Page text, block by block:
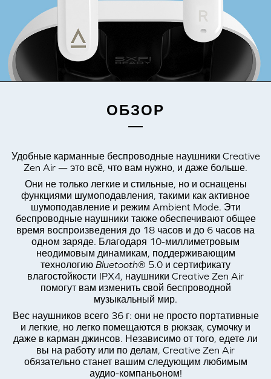
ОБЗОР
Удобные карманные беспроводные наушники Creative
Zen Air — это всё, что вам нужно, и даже больше.
Они не только легкие и стильные, но и оснащены
функциями шумоподавления, такими как активное
шумоподавление и режим Ambient Mode. Эти
беспроводные наушники также обеспечивают общее
время воспроизведения до 18 часов и до 6 часов на
одном заряде. Благодаря 10-миллиметровым
неодимовым динамикам, поддерживающим
технологию Bluetooth® 5.0 и сертификату
влагостойкости IPX4, наушники Creative Zen Air
помогут вам изменить свой беспроводной
музыкальный мир.
Вес наушников всего 36 г: они не просто портативные
и легкие, но легко помещаются в рюкзак, сумочку и
даже в карман джинсов. Независимо от того, едете ли
вы на работу или по делам, Creative Zen Air
обязательно станет вашим следующим любимым
аудио-компаньоном!